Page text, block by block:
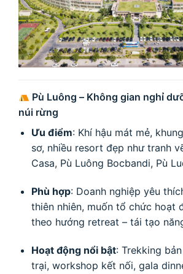
Pù Luông – Không gian nghỉ
núi rừng
Ưu điểm: Khí hậu mát mẻ,
sơ, nhiều resort đẹp như tranh
Casa, Pù Luông Bocbandi, Pù
Phù hợp: Doanh nghiệp yêu
thiên nhiên, muốn tổ chức hoạt
theo hướng retreat – tái tạo
Hoạt động nổi bật: Trekking
trại, workshop kết nối, gala